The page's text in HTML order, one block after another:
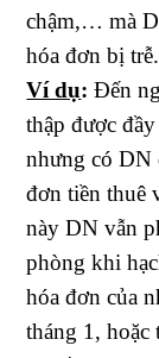
chậm,… mà
hóa đơn bị trễ.
Ví dụ: Đến
thập được
nhưng có DN
đơn tiền thuê
này DN vẫn
phòng khi
hóa đơn của
tháng 1, hoặc